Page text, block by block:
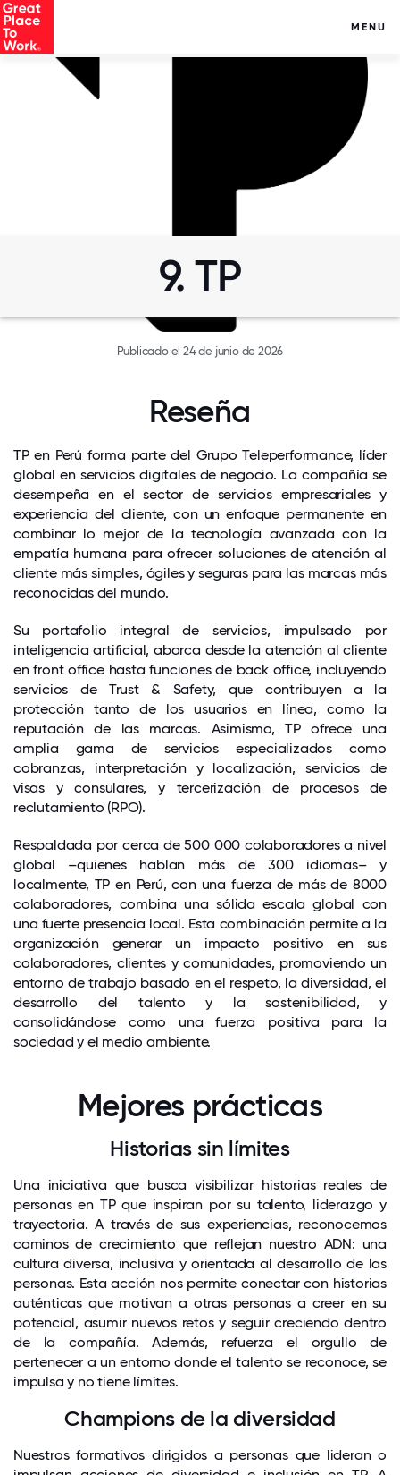
MENU
9. TP
Publicado el 24 de junio de 2026
Reseña
TP en Perú forma parte del Grupo Teleperformance, líder
global en servicios digitales de negocio. La compañía se
desempeña en el sector de servicios empresariales y
experiencia del cliente, con un enfoque permanente en
combinar lo mejor de la tecnología avanzada con la
empatía humana para ofrecer soluciones de atención al
cliente más simples, ágiles y seguras para las marcas más
reconocidas del mundo.
Su portafolio integral de servicios, impulsado por
inteligencia artificial, abarca desde la atención al cliente
en front office hasta funciones de back office, incluyendo
servicios de Trust & Safety, que contribuyen a la
protección tanto de los usuarios en línea, como la
reputación de las marcas. Asimismo, TP ofrece una
amplia gama de servicios especializados como
cobranzas, interpretación y localización, servicios de
visas y consulares, y tercerización de procesos de
reclutamiento (RPO).
Respaldada por cerca de 500 000 colaboradores a nivel
global –quienes hablan más de 300 idiomas– y
localmente, TP en Perú, con una fuerza de más de 8000
colaboradores, combina una sólida escala global con
una fuerte presencia local. Esta combinación permite a la
organización generar un impacto positivo en sus
colaboradores, clientes y comunidades, promoviendo un
entorno de trabajo basado en el respeto, la diversidad, el
desarrollo del talento y la sostenibilidad, y
consolidándose como una fuerza positiva para la
sociedad y el medio ambiente.
Mejores prácticas
Historias sin límites
Una iniciativa que busca visibilizar historias reales de
personas en TP que inspiran por su talento, liderazgo y
trayectoria. A través de sus experiencias, reconocemos
caminos de crecimiento que reflejan nuestro ADN: una
cultura diversa, inclusiva y orientada al desarrollo de las
personas. Esta acción nos permite conectar con historias
auténticas que motivan a otras personas a creer en su
potencial, asumir nuevos retos y seguir creciendo dentro
de la compañía. Además, refuerza el orgullo de
pertenecer a un entorno donde el talento se reconoce, se
impulsa y no tiene límites.
Champions de la diversidad
Nuestros formativos dirigidos a personas que lideran o